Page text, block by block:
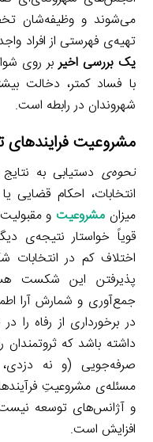
می‌شوند و وظیفه‌شان
تهیه‌ی فهرستی از افراد
یک بررسی اخیربر روی
با فساد کمتر، دخالت
شهروندان در رابطه است.
مشروعیت فرایندهای
نحوه‌ی دستیابی به
انتخابات، احکام قضایی
میزانمشروعیت و
قویاً خواستار نتیجه‌ی
اختلاف کم در
پذیرفتن این شکست
جمع‌آوری و شمارش آرا
در برخورداری از رفاه را
داشته باشد که
صرفه‌جویی (و نه
مسئله‌ی مشروعیتِ
و آژانس‌های توسعه
افزایش است.